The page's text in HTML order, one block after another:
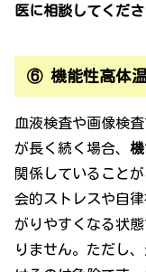
医に相談してくださ
⑥ 機能性高体温
血液検査や画像検
が長く続く場合、
関係していること
会的ストレスや自
がりやすくなる状
りません。ただし